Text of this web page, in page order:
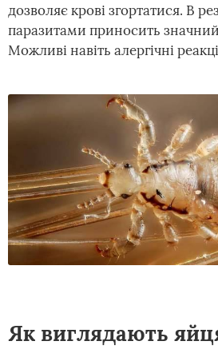
дозволяє крові згортатися. В
паразитами приносить
Можливі навіть алергічні
Як виглядають